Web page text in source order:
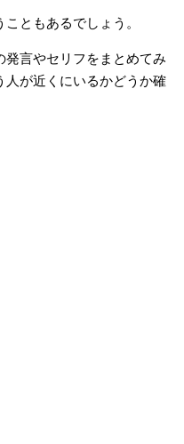
ともあるでしょう。
発言やセリフをまとめてみ
人が近くにいるかどうか確